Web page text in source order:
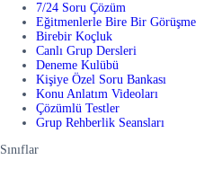
7/24 Soru Çözüm
Eğitmenlerle Bire Bir Görüşme
Birebir Koçluk
Canlı Grup Dersleri
Deneme Kulübü
Kişiye Özel Soru Bankası
Konu Anlatım Videoları
Çözümlü Testler
Grup Rehberlik Seansları
Sınıflar